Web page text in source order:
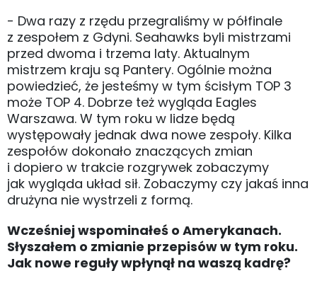
- Dwa razy z rzędu przegraliśmy w półfinale
z zespołem z Gdyni. Seahawks byli mistrzami
przed dwoma i trzema laty. Aktualnym
mistrzem kraju są Pantery. Ogólnie można
powiedzieć, że jesteśmy w tym ścisłym TOP 3
może TOP 4. Dobrze też wygląda Eagles
Warszawa. W tym roku w lidze będą
występowały jednak dwa nowe zespoły. Kilka
zespołów dokonało znaczących zmian
i dopiero w trakcie rozgrywek zobaczymy
jak wygląda układ sił. Zobaczymy czy jakaś inna
drużyna nie wystrzeli z formą.
Wcześniej wspominałeś o Amerykanach.
Słyszałem o zmianie przepisów w tym roku.
Jak nowe reguły wpłynął na waszą kadrę?